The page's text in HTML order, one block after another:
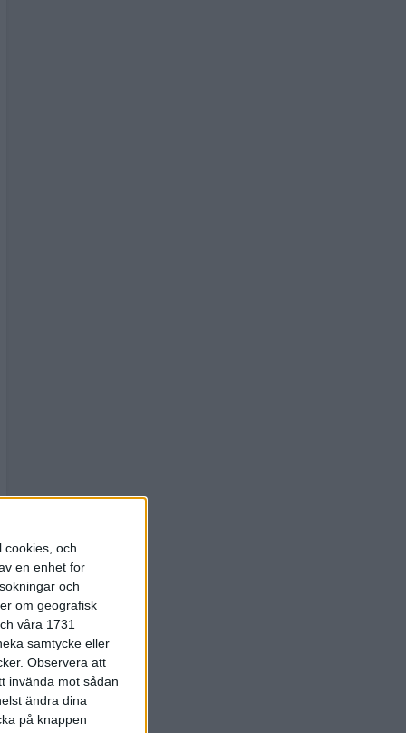
cookies, och
en enhet for
och
om geografisk
våra 1731
samtycke eller
Observera att
invända mot sådan
ändra dina
på knappen